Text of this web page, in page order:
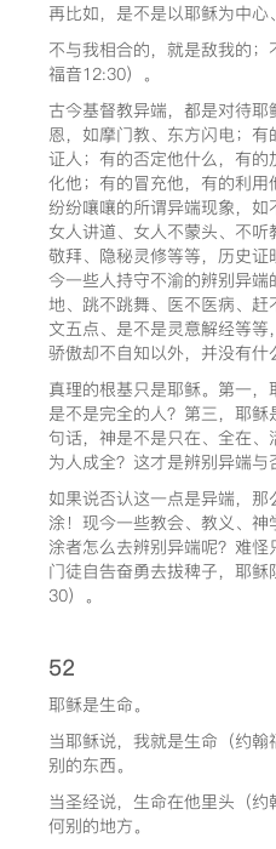
再比如，是不是以耶稣为中心
不与我相合的，就是敌我的
福音12:30）。
古今基督教异端，都是对待
恩，如摩门教、东方闪电；
证人；有的否定他什么，有
化他；有的冒充他，有的利
纷纷嚷嚷的所谓异端现象，如
女人讲道、女人不蒙头、不
敬拜、隐秘灵修等等，历史
今一些人持守不渝的辨别异
地、跳不跳舞、医不医病、
文五点、是不是灵意解经等
骄傲却不自知以外，并没有什
真理的根基只是耶稣。第一
是不是完全的人？第三，耶
句话，神是不是只在、全在、
为人成全？这才是辨别异端与
如果说否认这一点是异端，
涂！现今一些教会、教义、
涂者怎么去辨别异端呢？难
门徒自告奋勇去拔稗子，耶
30）。
52
耶稣是生命。
当耶稣说，我就是生命（约
别的东西。
当圣经说，生命在他里头（
何别的地方。